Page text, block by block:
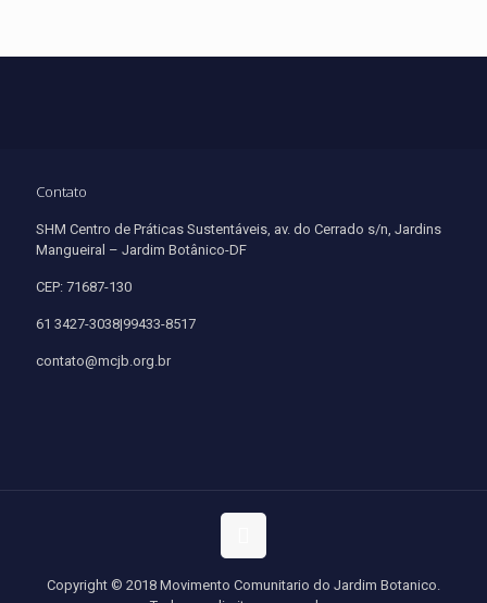
Contato
SHM Centro de Práticas Sustentáveis, av. do Cerrado s/n, Jardins
Mangueiral – Jardim Botânico-DF
CEP: 71687-130
61 3427-3038|99433-8517
contato@mcjb.org.br
Copyright © 2018 Movimento Comunitario do Jardim Botanico.